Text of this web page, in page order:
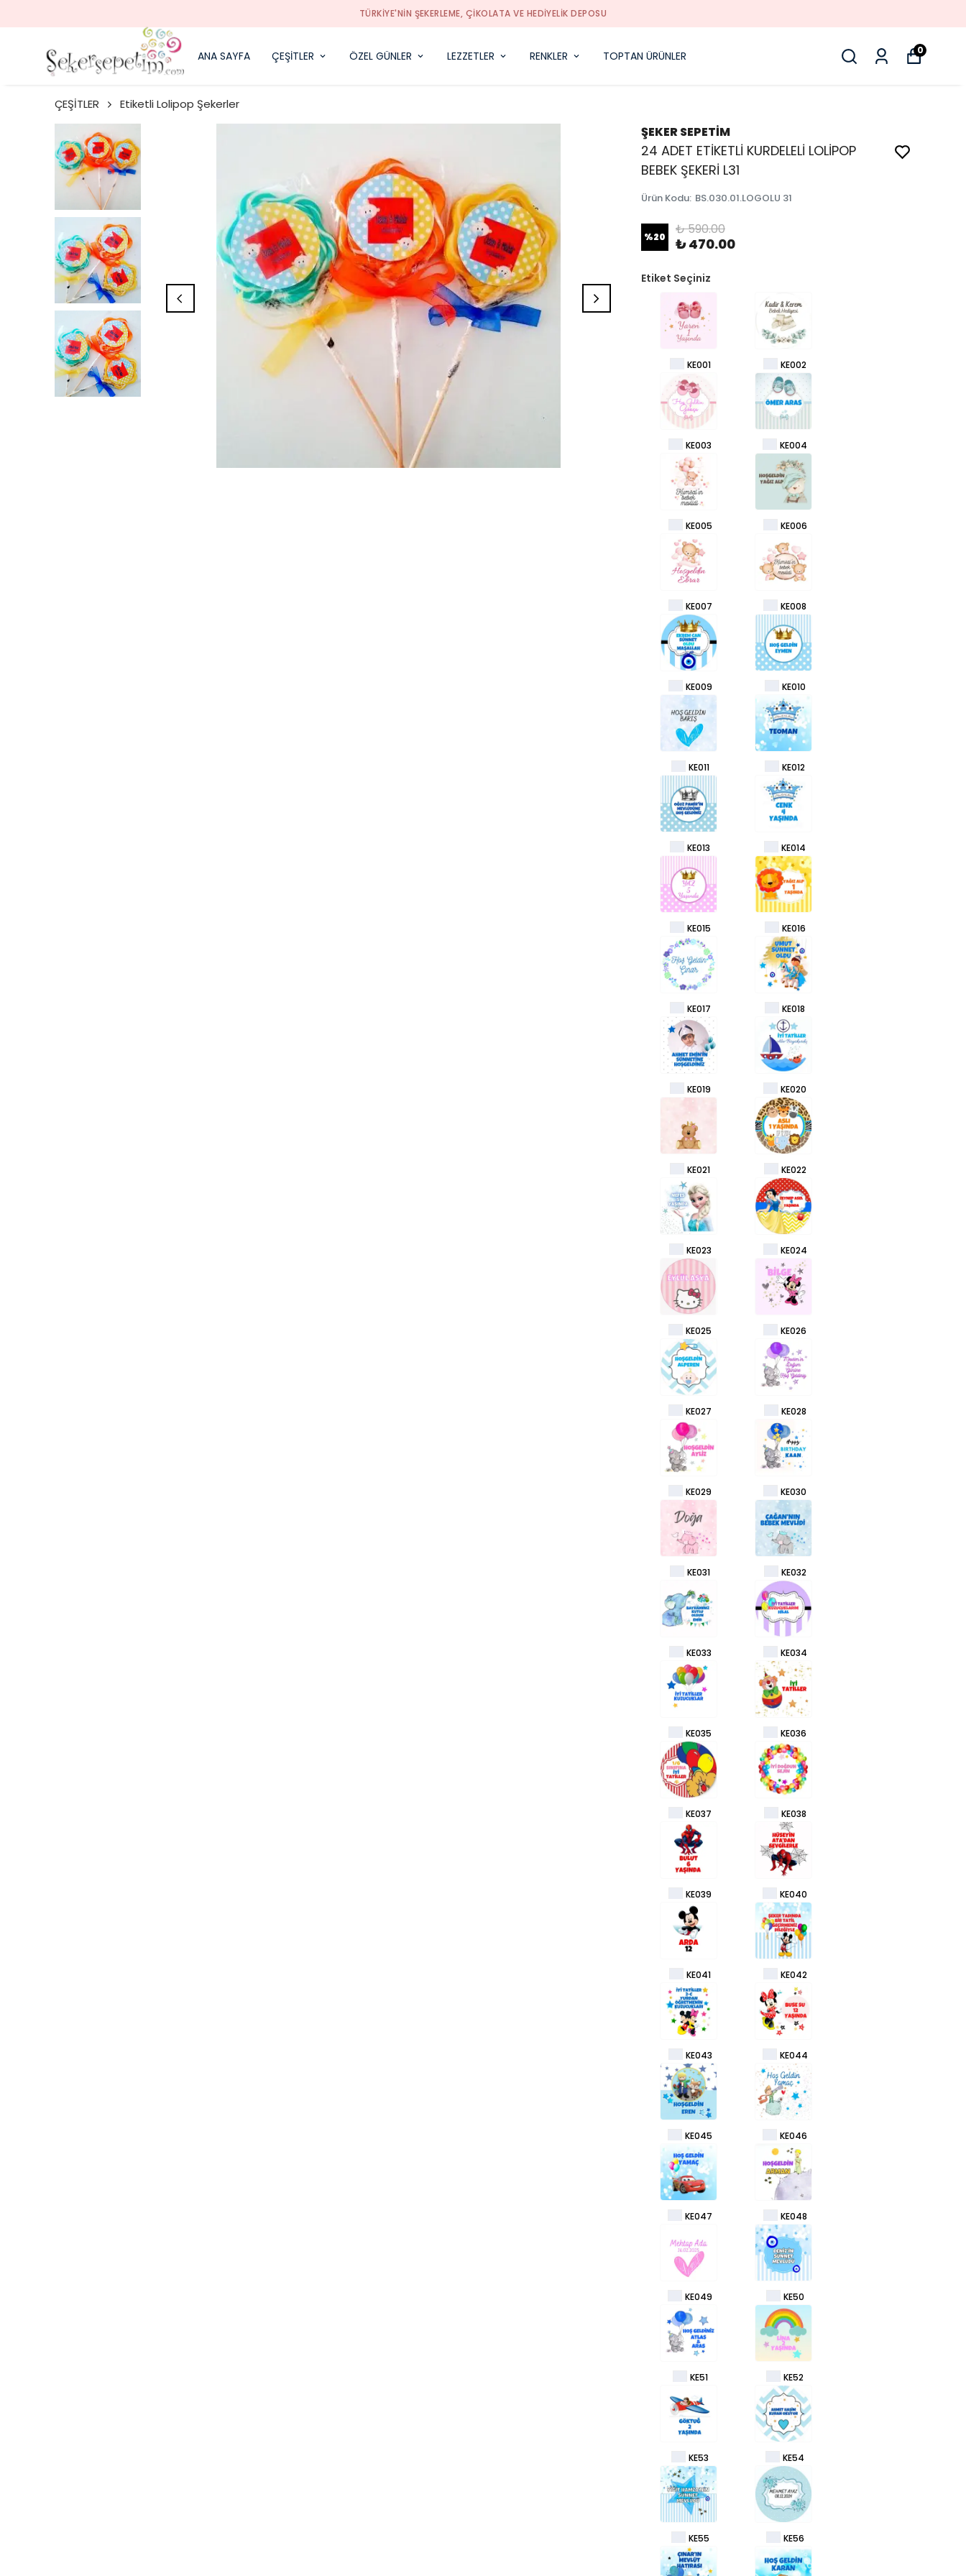
TÜRKIYE'NIN ŞEKERLEME, ÇIKOLATA VE HEDIYELIK DEPOSU
ANA SAYFA ÇEŞİTLER ÖZEL GÜNLER LEZZETLER RENKLER TOPTAN ÜRÜNLER 0
ÇEŞİTLER Etiketli Lolipop Şekerler
ŞEKER SEPETİM
24 ADET ETİKETLİ KURDELELİ LOLİPOP
BEBEK ŞEKERİ L31
Ürün Kodu: BS.030.01.LOGOLU 31
%20 ₺ 590.00
₺ 470.00
Etiket Seçiniz
KE001 KE002
KE003 KE004
KE005 KE006
KE007 KE008
KE009 KE010
KE011 KE012
KE013 KE014
KE015 KE016
KE017 KE018
KE019 KE020
KE021 KE022
KE023 KE024
KE025 KE026
KE027 KE028
KE029 KE030
KE031 KE032
KE033 KE034
KE035 KE036
KE037 KE038
KE039 KE040
KE041 KE042
KE043 KE044
KE045 KE046
KE047 KE048
KE049 KE50
KE51 KE52
KE53 KE54
KE55 KE56